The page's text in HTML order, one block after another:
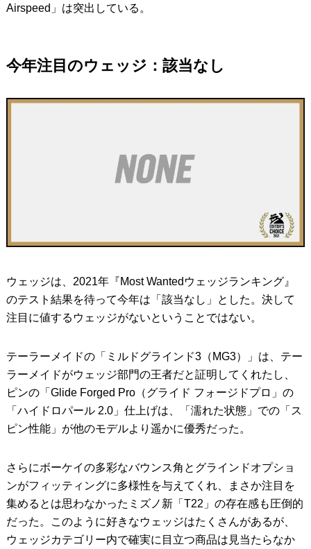
Airspeed」は突出している。
今年注目のウェッジ：該当なし
ウェッジは、2021年『Most Wantedウェッジランキング』
のテスト結果を待って今年は「該当なし」とした。決して
注目に値するウェッジがないということではない。
テーラーメイドの「ミルドグラインド3（MG3）」は、テー
ラーメイドがウェッジ部門の王者だと証明してくれたし、
ピンの「Glide Forged Pro（グライド フォージドプロ」の
「ハイドロパール 2.0」仕上げは、「濡れた状態」での「ス
ピン性能」が他のモデルより遥かに優秀だった。
さらにボーケイの多彩なバウンス角とグラインドオプショ
ンがフィッティングに多様性を与えてくれ、まさか注目を
集めるとは思わなかったミズノ新「T22」の存在感も圧倒的
だった。このように好きなウェッジはたくさんがあるが、
ウェッジカテゴリー内で確実に目立つ商品は見当たらなか